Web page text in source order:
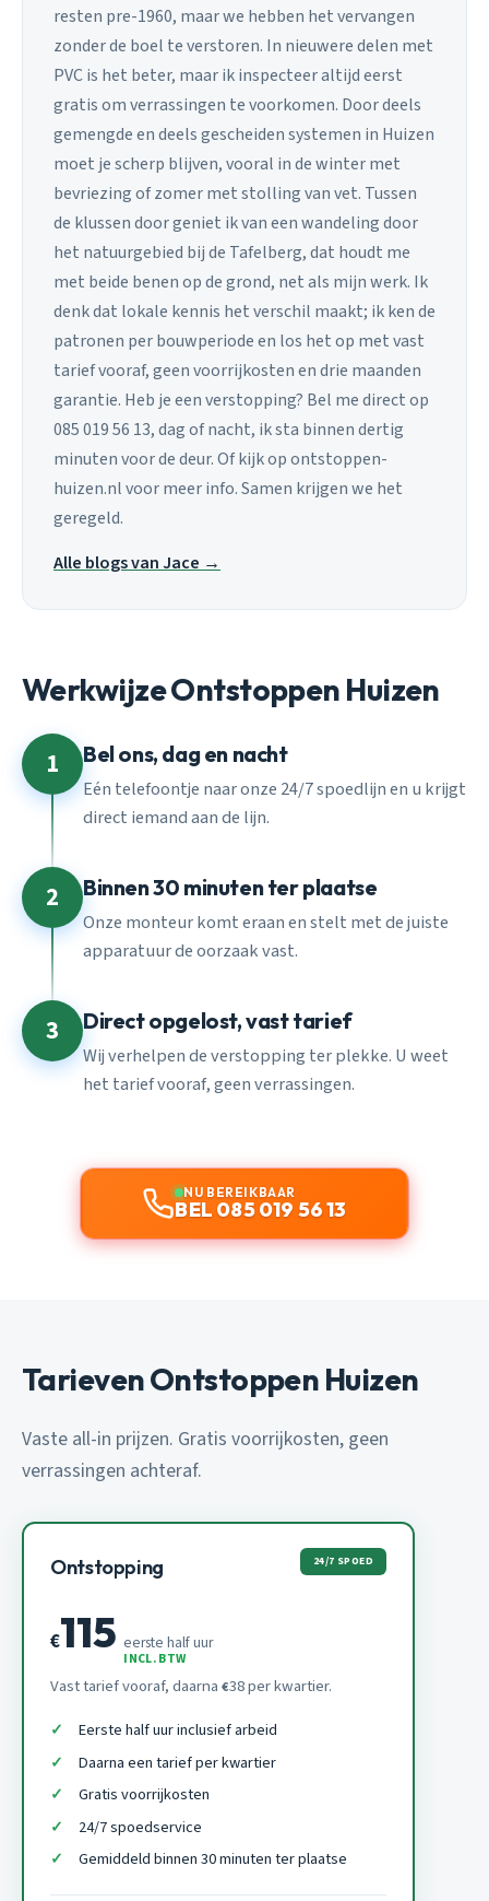
resten pre-1960, maar we hebben het vervangen
zonder de boel te verstoren. In nieuwere delen met
PVC is het beter, maar ik inspecteer altijd eerst
gratis om verrassingen te voorkomen. Door deels
gemengde en deels gescheiden systemen in Huizen
moet je scherp blijven, vooral in de winter met
bevriezing of zomer met stolling van vet. Tussen
de klussen door geniet ik van een wandeling door
het natuurgebied bij de Tafelberg, dat houdt me
met beide benen op de grond, net als mijn werk. Ik
denk dat lokale kennis het verschil maakt; ik ken de
patronen per bouwperiode en los het op met vast
tarief vooraf, geen voorrijkosten en drie maanden
garantie. Heb je een verstopping? Bel me direct op
085 019 56 13, dag of nacht, ik sta binnen dertig
minuten voor de deur. Of kijk op ontstoppen-
huizen.nl voor meer info. Samen krijgen we het
geregeld.
Alle blogs van Jace →
Werkwijze Ontstoppen Huizen
1 Bel ons, dag en nacht
Eén telefoontje naar onze 24/7 spoedlijn en u krijgt
direct iemand aan de lijn.
2 Binnen 30 minuten ter plaatse
Onze monteur komt eraan en stelt met de juiste
apparatuur de oorzaak vast.
3 Direct opgelost, vast tarief
Wij verhelpen de verstopping ter plekke. U weet
het tarief vooraf, geen verrassingen.
NU BEREIKBAAR
BEL 085 019 56 13
Tarieven Ontstoppen Huizen
Vaste all-in prijzen. Gratis voorrijkosten, geen
verrassingen achteraf.
Ontstopping 24/7 SPOED
€115 eerste half uur
INCL. BTW
Vast tarief vooraf, daarna €38 per kwartier.
Eerste half uur inclusief arbeid
Daarna een tarief per kwartier
Gratis voorrijkosten
24/7 spoedservice
Gemiddeld binnen 30 minuten ter plaatse